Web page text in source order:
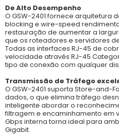
De Alto Desempenho
O GSW-2401 fornece
blocking e wire-speed
restauração de aumentar a
que os roteadores e servidores
Todas as interfaces RJ-45 de
velocidade através RJ-45
tipo de conexão com qualquer
Transmissão de Tráfego
O GSW-2401 suporta Store-
dados, o que elimina tráfego
inteligente abordar o
filtragem e encaminhamento em
Gbps interna torna ideal para
Gigabit.